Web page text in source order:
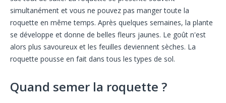
simultanément et vous ne pouvez pas manger toute la
roquette en même temps. Après quelques semaines, la plante
se développe et donne de belles fleurs jaunes. Le goût n'est
alors plus savoureux et les feuilles deviennent sèches. La
roquette pousse en fait dans tous les types de sol.
Quand semer la roquette ?